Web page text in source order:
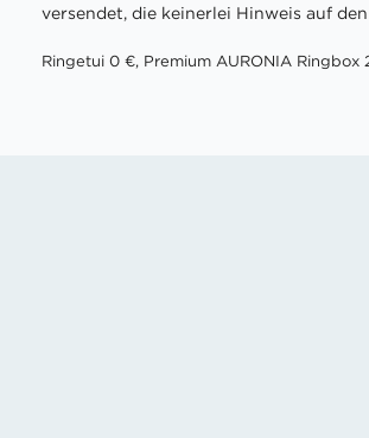
versendet, die keinerlei Hinweis auf
Ringetui 0 €, Premium AURONIA Ringbox